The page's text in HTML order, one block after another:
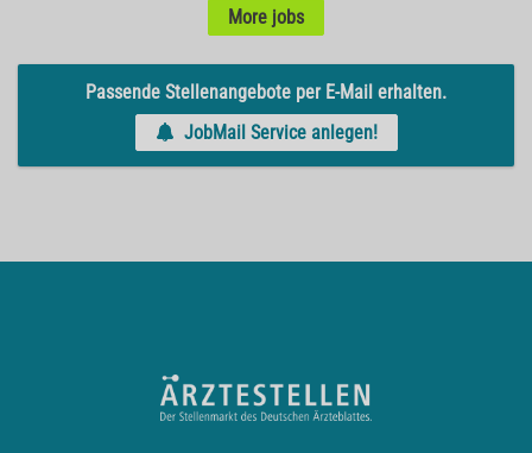
More jobs
Passende Stellenangebote per E-Mail erhalten.
JobMail Service anlegen!